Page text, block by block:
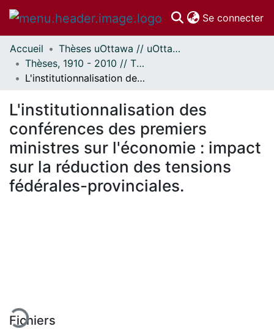
Se connecter
Communautés
et collections
Parcourir
À propos
Accueil
Thèses uOttawa // uOttawa Theses
Thèses, 1910 - 2010 // Theses, 1910 - 2010
L'institutionnalisation des conférences des premiers ministres sur l'économie : impact sur la réduction des tensions fédérales-provinciales.
L'institutionnalisation des
conférences des premiers
ministres sur l'économie : impact
sur la réduction des tensions
fédérales-provinciales.
Fichiers